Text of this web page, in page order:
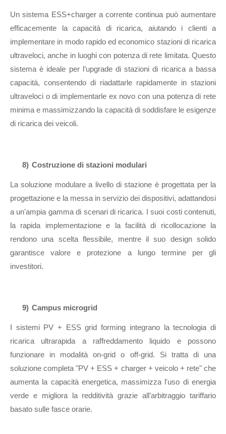
Un sistema ESS+charger a corrente continua può aumentare
efficacemente la capacità di ricarica, aiutando i clienti a
implementare in modo rapido ed economico stazioni di ricarica
ultraveloci, anche in luoghi con potenza di rete limitata. Questo
sistema è ideale per l’upgrade di stazioni di ricarica a bassa
capacità, consentendo di riadattarle rapidamente in stazioni
ultraveloci o di implementarle ex novo con una potenza di rete
minima e massimizzando la capacità di soddisfare le esigenze
di ricarica dei veicoli.
8) Costruzione di stazioni modulari
La soluzione modulare a livello di stazione è progettata per la
progettazione e la messa in servizio dei dispositivi, adattandosi
a un'ampia gamma di scenari di ricarica. I suoi costi contenuti,
la rapida implementazione e la facilità di ricollocazione la
rendono una scelta flessibile, mentre il suo design solido
garantisce valore e protezione a lungo termine per gli
investitori.
9) Campus microgrid
I sistemi PV + ESS grid forming integrano la tecnologia di
ricarica ultrarapida a raffreddamento liquido e possono
funzionare in modalità on-grid o off-grid. Si tratta di una
soluzione completa "PV + ESS + charger + veicolo + rete" che
aumenta la capacità energetica, massimizza l'uso di energia
verde e migliora la redditività grazie all’arbitraggio tariffario
basato sulle fasce orarie.